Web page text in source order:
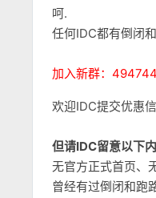
呵.
任何IDC都有倒闭
加入新群：
欢迎IDC提交优惠
但请IDC留意以下内
无官方正式首页、
曾经有过倒闭和跑